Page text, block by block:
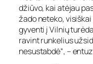
džiūvo, kai atėjau
žado neteko,
gyventi į Vilnių
ravint runkelius
nesustabdė“, –